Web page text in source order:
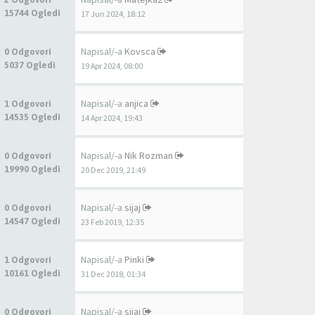
15744 Ogledi
17 Jun 2024, 18:12
0 Odgovori
5037 Ogledi
Napisal/-a Kovsca
19 Apr 2024, 08:00
1 Odgovori
14535 Ogledi
Napisal/-a anjica
14 Apr 2024, 19:43
0 Odgovori
19990 Ogledi
Napisal/-a Nik Rozman
20 Dec 2019, 21:49
0 Odgovori
14547 Ogledi
Napisal/-a sijaj
23 Feb 2019, 12:35
1 Odgovori
10161 Ogledi
Napisal/-a Pinki
31 Dec 2018, 01:34
0 Odgovori Napisal/-a sijaj